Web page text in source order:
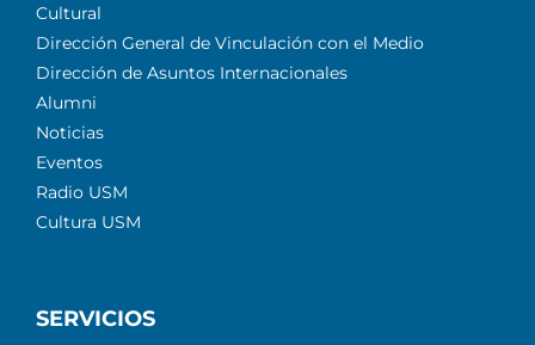
Cultural
Dirección General de Vinculación con el Medio
Dirección de Asuntos Internacionales
Alumni
Noticias
Eventos
Radio USM
Cultura USM
SERVICIOS